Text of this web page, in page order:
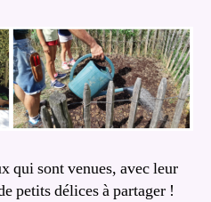
qui sont venues, avec leur
petits délices à partager !